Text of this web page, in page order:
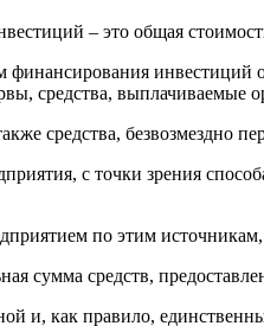
– это общая
инвестиций
средства, выплачиваемые
средства, безвозмездно
с точки зрения
по этим источникам,
сумма средств,
и, как правило,